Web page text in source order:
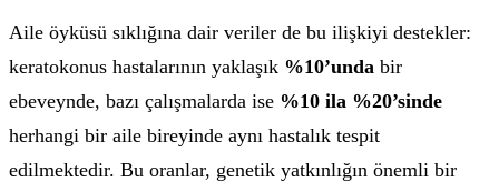
Aile öyküsü sıklığına dair veriler de bu ilişkiyi destekler:
keratokonus hastalarının yaklaşık %10’unda bir
ebeveynde, bazı çalışmalarda ise %10 ila %20’sinde
herhangi bir aile bireyinde aynı hastalık tespit
edilmektedir. Bu oranlar, genetik yatkınlığın önemli bir